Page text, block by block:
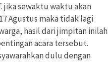
jika sewaktu waktu akan
Agustus maka tidak lagi
hasil dari jimpitan inilah
acara tersebut.
dulu dengan